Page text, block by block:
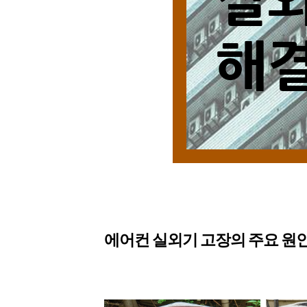
에어컨 실외기 고장의 주요 원